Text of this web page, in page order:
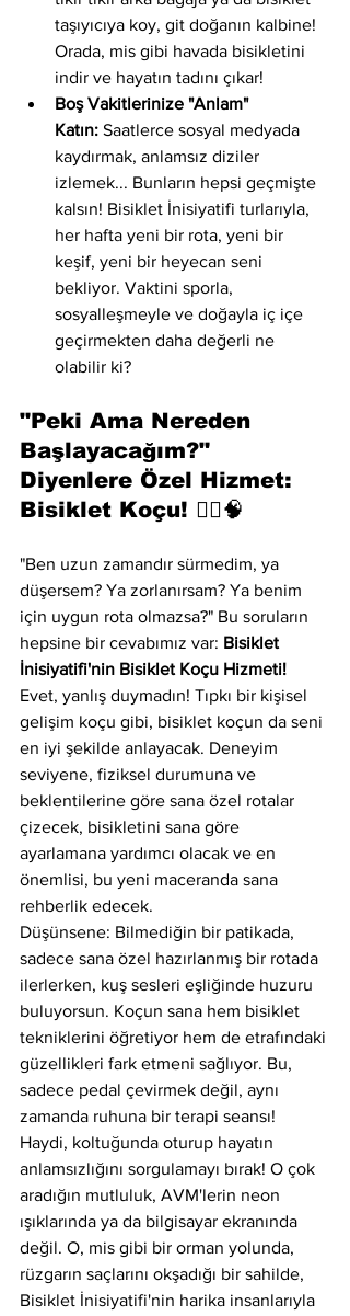
taşıyıcıya koy, git doğanın kalbine!
Orada, mis gibi havada bisikletini
indir ve hayatın tadını çıkar!
Boş Vakitlerinize "Anlam"
Katın: Saatlerce sosyal medyada
kaydırmak, anlamsız diziler
izlemek... Bunların hepsi geçmişte
kalsın! Bisiklet İnisiyatifi turlarıyla,
her hafta yeni bir rota, yeni bir
keşif, yeni bir heyecan seni
bekliyor. Vaktini sporla,
sosyalleşmeyle ve doğayla iç içe
geçirmekten daha değerli ne
olabilir ki?
"Peki Ama Nereden
Başlayacağım?"
Diyenlere Özel Hizmet:
Bisiklet Koçu! 🚴‍♂️🧠
"Ben uzun zamandır sürmedim, ya
düşersem? Ya zorlanırsam? Ya benim
için uygun rota olmazsa?" Bu soruların
hepsine bir cevabımız var: Bisiklet
İnisiyatifi'nin Bisiklet Koçu Hizmeti!
Evet, yanlış duymadın! Tıpkı bir kişisel
gelişim koçu gibi, bisiklet koçun da seni
en iyi şekilde anlayacak. Deneyim
seviyene, fiziksel durumuna ve
beklentilerine göre sana özel rotalar
çizecek, bisikletini sana göre
ayarlamana yardımcı olacak ve en
önemlisi, bu yeni maceranda sana
rehberlik edecek.
Düşünsene: Bilmediğin bir patikada,
sadece sana özel hazırlanmış bir rotada
ilerlerken, kuş sesleri eşliğinde huzuru
buluyorsun. Koçun sana hem bisiklet
tekniklerini öğretiyor hem de etrafındaki
güzellikleri fark etmeni sağlıyor. Bu,
sadece pedal çevirmek değil, aynı
zamanda ruhuna bir terapi seansı!
Haydi, koltuğunda oturup hayatın
anlamsızlığını sorgulamayı bırak! O çok
aradığın mutluluk, AVM'lerin neon
ışıklarında ya da bilgisayar ekranında
değil. O, mis gibi bir orman yolunda,
rüzgarın saçlarını okşadığı bir sahilde,
Bisiklet İnisiyatifi'nin harika insanlarıyla